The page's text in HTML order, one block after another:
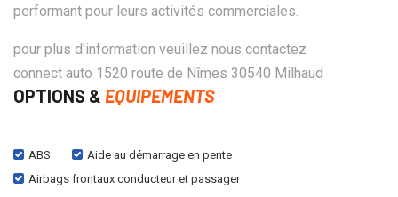
performant pour leurs activités commerciales.
pour plus d'information veuillez nous contactez
connect auto 1520 route de Nîmes 30540 Milhaud
OPTIONS & EQUIPEMENTS
ABS
Aide au démarrage en pente
Airbags frontaux conducteur et passager